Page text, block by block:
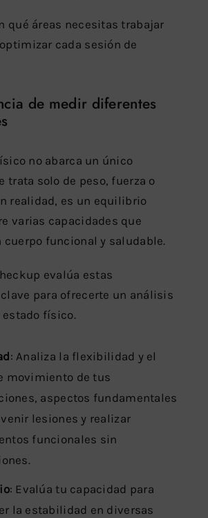
qué áreas necesitas trabajar
cada sesión de
de medir diferentes
no abarca un único
trata solo de peso, fuerza o
realidad, es un equilibrio
varias capacidades que
cuerpo funcional y saludable.
evalúa estas
para ofrecerte un análisis
físico.
: Analiza la flexibilidad y el
movimiento de tus
aspectos fundamentales
lesiones y realizar
funcionales sin
: Evalúa tu capacidad para
la estabilidad en diversas